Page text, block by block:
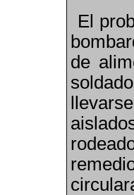
El
de